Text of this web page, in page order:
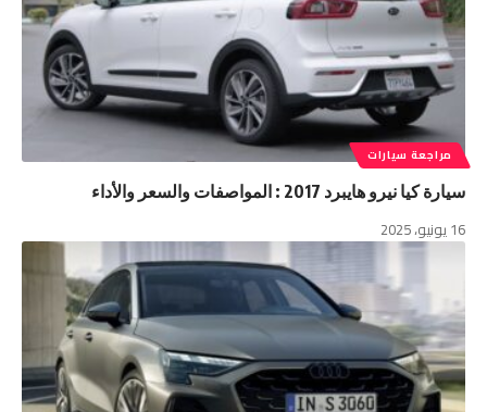
مراجعة سيارات
سيارة كيا نيرو هايبرد 2017 : المواصفات والسعر والأداء
16 يونيو، 2025